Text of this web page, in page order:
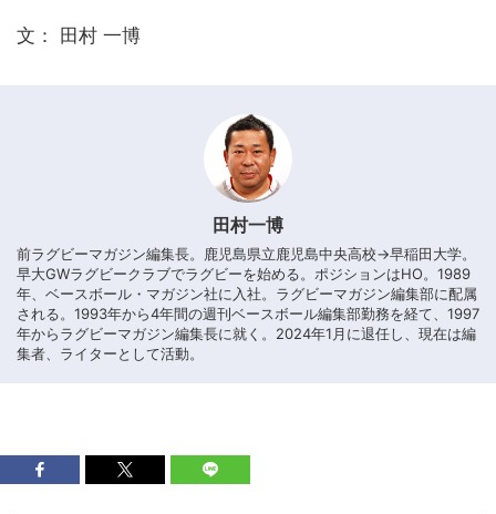
文： 田村 一博
田村一博
前ラグビーマガジン編集長。鹿児島県立鹿児島中央高校→早稲田大学。
早大GWラグビークラブでラグビーを始める。ポジションはHO。1989
年、ベースボール・マガジン社に入社。ラグビーマガジン編集部に配属
される。1993年から4年間の週刊ベースボール編集部勤務を経て、1997
年からラグビーマガジン編集長に就く。2024年1月に退任し、現在は編
集者、ライターとして活動。